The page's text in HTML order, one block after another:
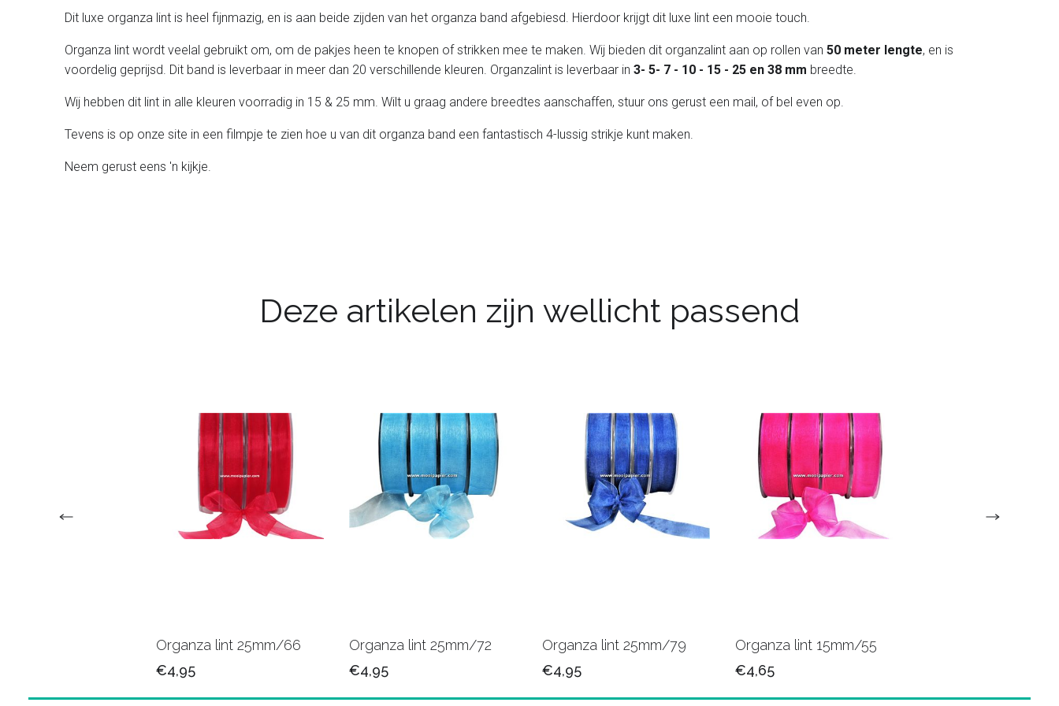
Dit luxe organza lint is heel fijnmazig, en is aan beide zijden van het organza band afgebiesd. Hierdoor krijgt dit luxe lint een mooie touch.
Organza lint wordt veelal gebruikt om, om de pakjes heen te knopen of strikken mee te maken. Wij bieden dit organzalint aan op rollen van 50 meter lengte, en is
voordelig geprijsd. Dit band is leverbaar in meer dan 20 verschillende kleuren. Organzalint is leverbaar in 3- 5- 7 - 10 - 15 - 25 en 38 mm breedte.
Wij hebben dit lint in alle kleuren voorradig in 15 & 25 mm. Wilt u graag andere breedtes aanschaffen, stuur ons gerust een mail, of bel even op.
Tevens is op onze site in een filmpje te zien hoe u van dit organza band een fantastisch 4-lussig strikje kunt maken.
Neem gerust eens 'n kijkje.
Deze artikelen zijn wellicht passend
Organza lint 25mm/66
€4,95
Organza lint 25mm/72
€4,95
Organza lint 25mm/79
€4,95
Organza lint 15mm/55
€4,65